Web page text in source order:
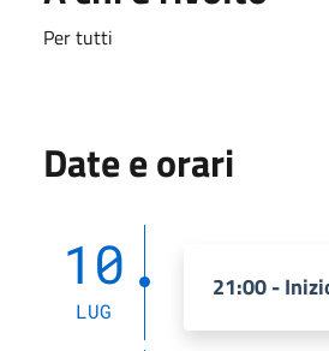
Per tutti
Date e orari
10
LUG
21:00 -